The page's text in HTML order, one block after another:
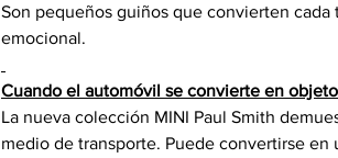
Son pequeños guiños que convierten
emocional.
Cuando el automóvil se convierte en
La nueva colección MINI Paul Smith
medio de transporte. Puede convertirse